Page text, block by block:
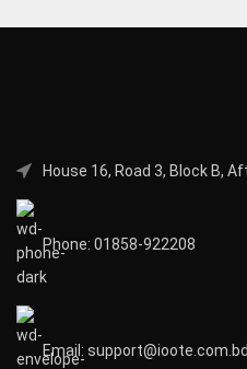
House 16, Road 3, Block B,
Phone: 01858-922208
Email: support@ioote.com.bd